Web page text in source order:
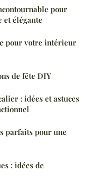
pour
et élégante
pour votre intérieur
de fête DIY
: idées et astuces
parfaits pour une
: idées de